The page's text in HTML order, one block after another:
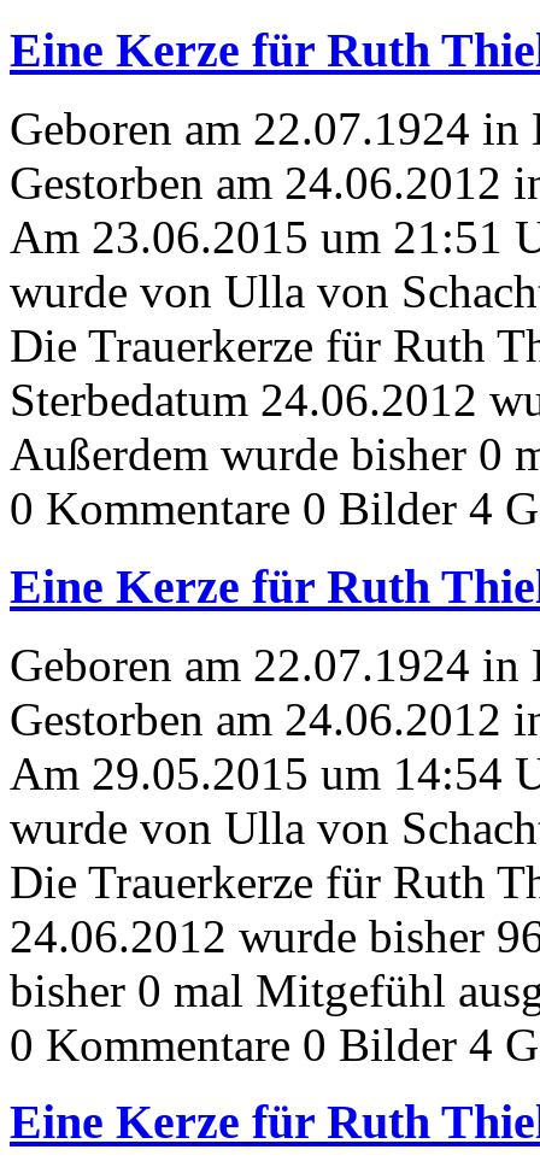
Eine Kerze für Ruth
Geboren am 22.07.1924 in
Gestorben am 24.06.2012
Am 23.06.2015 um 21:51
wurde von Ulla von
Die Trauerkerze für Ruth
Sterbedatum 24.06.2012
Außerdem wurde bisher 0
0 Kommentare 0 Bilder 4
Eine Kerze für Ruth
Geboren am 22.07.1924 in
Gestorben am 24.06.2012
Am 29.05.2015 um 14:54
wurde von Ulla von
Die Trauerkerze für Ruth
24.06.2012 wurde bisher
bisher 0 mal Mitgefühl
0 Kommentare 0 Bilder 4
Eine Kerze für Ruth